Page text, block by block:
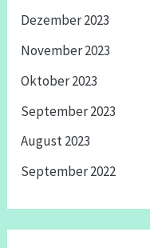
Dezember 2023
November 2023
Oktober 2023
September 2023
August 2023
September 2022